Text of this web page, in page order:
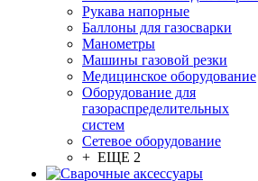
Рукава напорные
Баллоны для газосварки
Манометры
Машины газовой резки
Медицинское оборудование
Оборудование для
газораспределительных
систем
Сетевое оборудование
+ ЕЩЕ 2